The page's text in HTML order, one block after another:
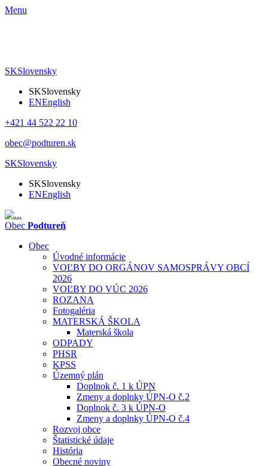
Menu
SKSlovensky
SKSlovensky
ENEnglish
+421 44 522 22 10
obec@podturen.sk
SKSlovensky
SKSlovensky
ENEnglish
Obec Podtureň
Obec
Úvodné informácie
VOĽBY DO ORGÁNOV SAMOSPRÁVY OBCÍ
2026
VOĽBY DO VÚC 2026
ROZANA
Fotogaléria
MATERSKÁ ŠKOLA
Materská škola
ODPADY
PHSR
KPSS
Územný plán
Doplnok č. 1 k ÚPN
Zmeny a doplnky ÚPN-O č.2
Doplnok č. 3 k ÚPN-O
Zmeny a doplnky ÚPN-O č.4
Rozvoj obce
Štatistické údaje
História
Obecné noviny